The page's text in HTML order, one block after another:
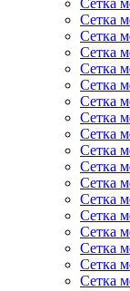
Сетка
Сетка
Сетка
Сетка
Сетка
Сетка
Сетка
Сетка
Сетка
Сетка
Сетка
Сетка
Сетка
Сетка
Сетка
Сетка
Сетка
Сетка